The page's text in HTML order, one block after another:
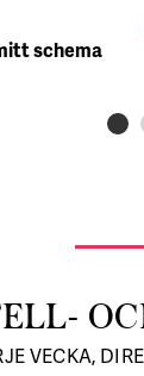
schema
VECKA,